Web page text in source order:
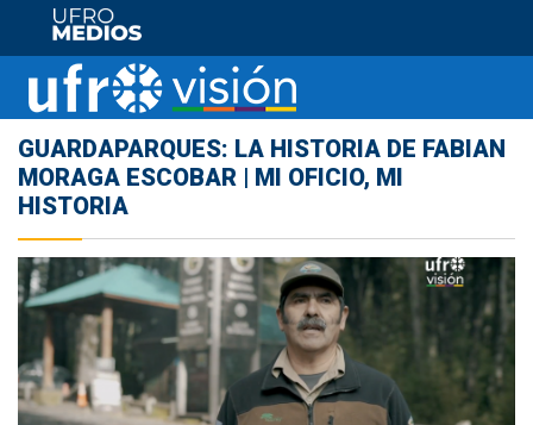
GUARDAPARQUES: LA HISTORIA DE FABIAN
MORAGA ESCOBAR | MI OFICIO, MI
HISTORIA